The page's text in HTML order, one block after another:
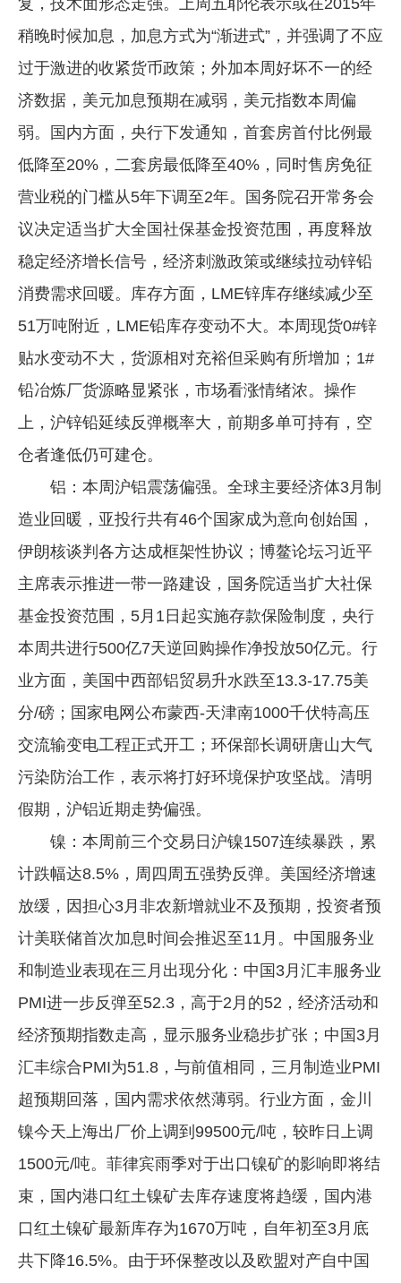
稍晚时候加息，加息方式为“渐进式”，并强调了不应
过于激进的收紧货币政策；外加本周好坏不一的经
济数据，美元加息预期在减弱，美元指数本周偏
弱。国内方面，央行下发通知，首套房首付比例最
低降至20%，二套房最低降至40%，同时售房免征
营业税的门槛从5年下调至2年。国务院召开常务会
议决定适当扩大全国社保基金投资范围，再度释放
稳定经济增长信号，经济刺激政策或继续拉动锌铅
消费需求回暖。库存方面，LME锌库存继续减少至
51万吨附近，LME铅库存变动不大。本周现货0#锌
贴水变动不大，货源相对充裕但采购有所增加；1#
铅冶炼厂货源略显紧张，市场看涨情绪浓。操作
上，沪锌铅延续反弹概率大，前期多单可持有，空
仓者逢低仍可建仓。
铝：本周沪铝震荡偏强。全球主要经济体3月制
造业回暖，亚投行共有46个国家成为意向创始国，
伊朗核谈判各方达成框架性协议；博鳌论坛习近平
主席表示推进一带一路建设，国务院适当扩大社保
基金投资范围，5月1日起实施存款保险制度，央行
本周共进行500亿7天逆回购操作净投放50亿元。行
业方面，美国中西部铝贸易升水跌至13.3-17.75美
分/磅；国家电网公布蒙西-天津南1000千伏特高压
交流输变电工程正式开工；环保部长调研唐山大气
污染防治工作，表示将打好环境保护攻坚战。清明
假期，沪铝近期走势偏强。
镍：本周前三个交易日沪镍1507连续暴跌，累
计跌幅达8.5%，周四周五强势反弹。美国经济增速
放缓，因担心3月非农新增就业不及预期，投资者预
计美联储首次加息时间会推迟至11月。中国服务业
和制造业表现在三月出现分化：中国3月汇丰服务业
PMI进一步反弹至52.3，高于2月的52，经济活动和
经济预期指数走高，显示服务业稳步扩张；中国3月
汇丰综合PMI为51.8，与前值相同，三月制造业PMI
超预期回落，国内需求依然薄弱。行业方面，金川
镍今天上海出厂价上调到99500元/吨，较昨日上调
1500元/吨。菲律宾雨季对于出口镍矿的影响即将结
束，国内港口红土镍矿去库存速度将趋缓，国内港
口红土镍矿最新库存为1670万吨，自年初至3月底
共下降16.5%。由于环保整改以及欧盟对产自中国